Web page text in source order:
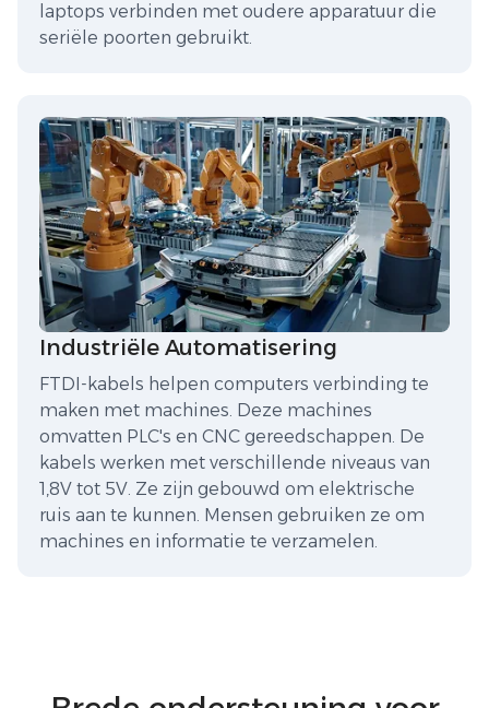
laptops verbinden met oudere apparatuur die
seriële poorten gebruikt.
Industriële Automatisering
FTDI-kabels helpen computers verbinding te
maken met machines. Deze machines
omvatten PLC's en CNC gereedschappen. De
kabels werken met verschillende niveaus van
1,8V tot 5V. Ze zijn gebouwd om elektrische
ruis aan te kunnen. Mensen gebruiken ze om
machines en informatie te verzamelen.